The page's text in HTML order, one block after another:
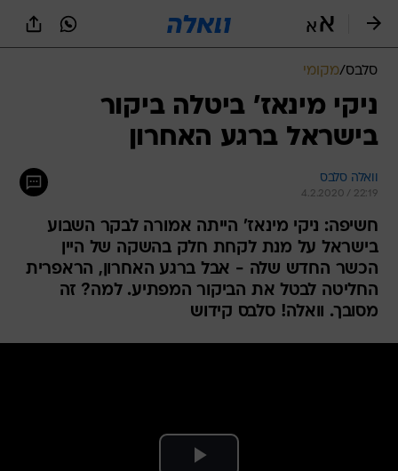
סלבס/מקומי
ניקי מינאז' ביטלה ביקור
בישראל ברגע האחרון
וואלה סלבס
4.2.2020 / 22:19
חשיפה: ניקי מינאז' הייתה אמורה לבקר השבוע
בישראל על מנת לקחת חלק בהשקה של היין
הכשר החדש שלה - אבל ברגע האחרון, הראפרית
החליטה לבטל את הביקור המפתיע. למה? זה
מסובך. וואלה! סלבס קידוש